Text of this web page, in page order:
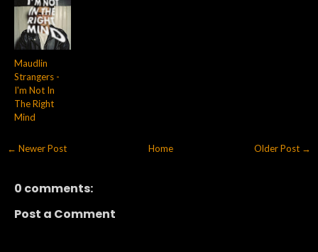
Maudlin
Strangers -
I'm Not In
The Right
Mind
← Newer Post Older Post →
Home
0 comments:
Post a Comment